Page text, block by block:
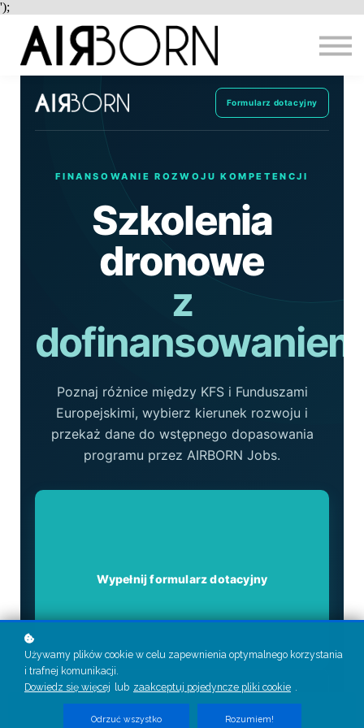
');
DOTACJE
MIASTA
KONTAKT
ZALOGUJ
Formularz dotacyjny
FINANSOWANIE ROZWOJU KOMPETENCJI
Szkolenia
dronowe
z
Poznaj różnice między KFS i Funduszami
Europejskimi, wybierz kierunek rozwoju i
przekaż dane do wstępnego dopasowania
programu przez AIRBORN Jobs.
Wypełnij formularz dotacyjny
Używamy plików cookie w celu zapewnienia optymalnego korzystania
i trafnej komunikacji.
Dowiedz się więcej lub zaakceptuj pojedyncze pliki cookie .
Odrzuć wszystko Rozumiem!